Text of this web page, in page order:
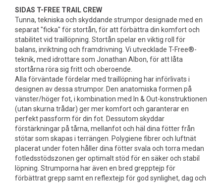
SIDAS T-FREE TRAIL CREW
Tunna, tekniska och skyddande strumpor designade med en
separat "ficka" för stortån, för att förbättra din komfort och
stabilitet vid traillöpning. Stortån spelar en viktig roll för
balans, inriktning och framdrivning. Vi utvecklade T-Free®-
teknik, med idrottare som Jonathan Albon, för att låta
stortårna röra sig fritt och oberoende.
Alla förväntade fördelar med traillöpning har införlivats i
designen av dessa strumpor. Den anatomiska formen på
vänster/höger fot, i kombination med In & Out-konstruktionen
(utan skurna trådar) ger mer komfort och garanterar en
perfekt passform för din fot. Dessutom skyddar
förstärkningar på tårna, mellanfot och häl dina fötter från
stötar som skapas i terrängen. Polygiene fibrer och luftnät
placerat under foten håller dina fötter svala och torra medan
fotledsstödszonen ger optimalt stöd för en säker och stabil
löpning. Strumporna har även en bred grepptejp för
förbättrat grepp samt en reflextejp för god synlighet, dag och